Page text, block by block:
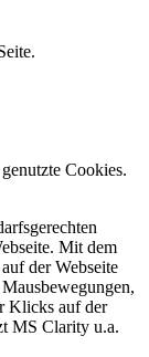
Cookies.
Mit dem
der Webseite
Klicks auf der
MS Clarity u.a.